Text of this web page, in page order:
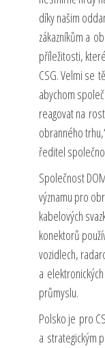
díky našim
zákazníkům a
příležitosti,
CSG. Velmi se
abychom
reagovat na
obranného
ředitel
Společnost
významu pro
kabelových
konektorů
vozidlech,
a
průmyslu.
Polsko je pro
a strategickým